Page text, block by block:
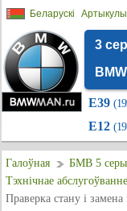
Беларускі Артыкулы
3
E39
E12
Галоўная БМВ 5
Тэхнічнае абслугоўванне
Праверка стану і